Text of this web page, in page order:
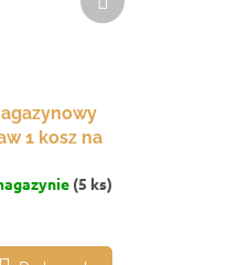
1 kosz na
(5 ks)
następny